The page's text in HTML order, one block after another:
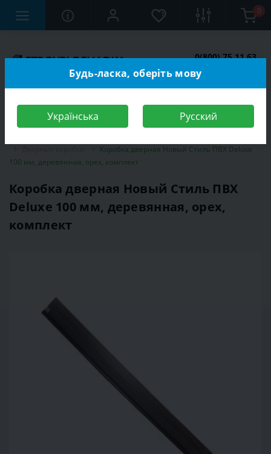
0
0(800) 75 11 63
Коробка дверная Новый Стиль ПВХ Deluxe
100 мм, деревянная, орех, комплект
Коробка дверная Новый Стиль ПВХ
Deluxe 100 мм, деревянная, орех,
комплект
Будь-ласка, оберіть мову
Українська Русский